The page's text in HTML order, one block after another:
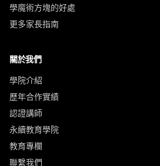
學魔術方塊的好處
更多家長指南
關於我們
學院介紹
歷年合作實績
認證講師
永續教育學院
教育專欄
聯繫我們